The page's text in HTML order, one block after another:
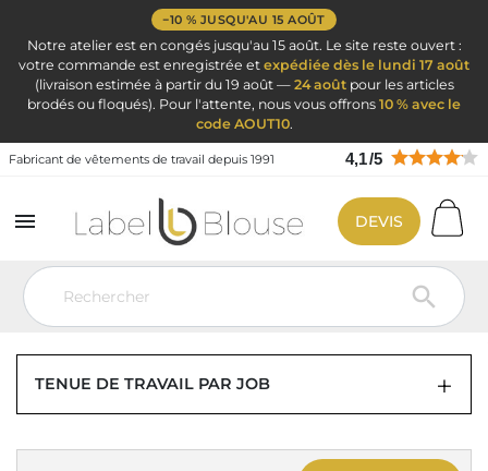
−10 % JUSQU'AU 15 AOÛT
Notre atelier est en congés jusqu'au 15 août. Le site reste ouvert :
votre commande est enregistrée et expédiée dès le lundi 17 août
(livraison estimée à partir du 19 août — 24 aoûtpour les articles
brodés ou floqués). Pour l'attente, nous vous offrons 10 % avec le
code AOUT10.
Fabricant de vêtements de travail depuis 1991 4,1/5


DEVIS
Vêtement de travail
Tenue de travail professionnelle par métier
VESTE DE CUISINE PERSONNALISABLE
TENUE DE TRAVAIL PAR JOB